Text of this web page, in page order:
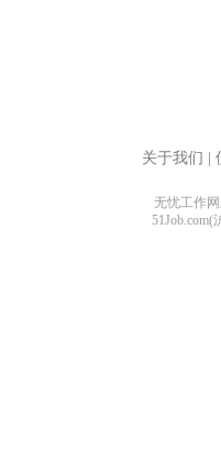
关于我们
无忧工作
51Job.com(